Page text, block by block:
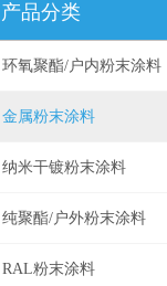
产品分类
环氧聚酯/户内粉末涂料
金属粉末涂料
纳米干镀粉末涂料
纯聚酯/户外粉末涂料
RAL粉末涂料